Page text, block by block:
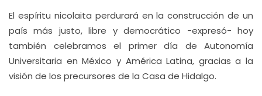
El espíritu nicolaita perdurará en la construcción de un
país más justo, libre y democrático -expresó- hoy
también celebramos el primer día de Autonomía
Universitaria en México y América Latina, gracias a la
visión de los precursores de la Casa de Hidalgo.